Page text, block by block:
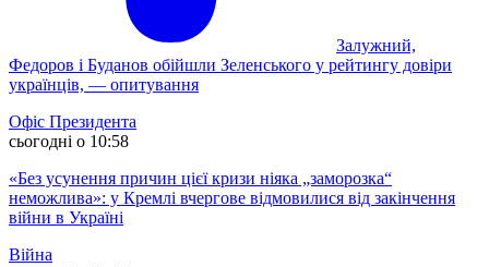
Залужний,
Федоров і Буданов обійшли Зеленського у рейтингу довіри
українців, — опитування
Офіс Президента
сьогодні о 10:58
«Без усунення причин цієї кризи ніяка „заморозка“
неможлива»: у Кремлі вчергове відмовилися від закінчення
війни в Україні
Війна